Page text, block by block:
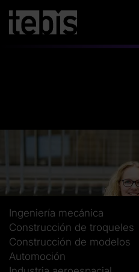
Ingeniería mecánica
Construcción de troqueles
Construcción de modelos
Automoción